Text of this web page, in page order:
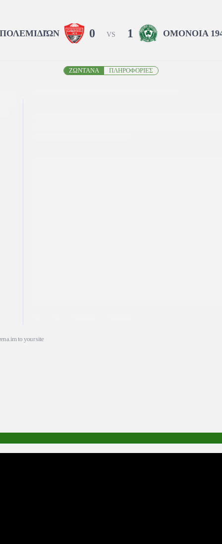
0 VS 1 ΟΜΟΝΟΙΑ
ΖΩΝΤΑΝΑ ΠΛΗΡΟΦΟΡΙΕΣ
to your site